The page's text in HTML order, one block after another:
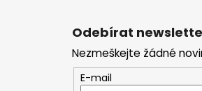
Z
Odebírat
Nezmeškejte žádné
E-mail